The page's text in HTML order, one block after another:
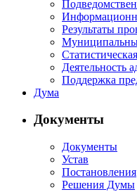
Результаты
Деятельность
Поддержка
Дума
Документы
Документы
Устав
Постановления
Решения Думы